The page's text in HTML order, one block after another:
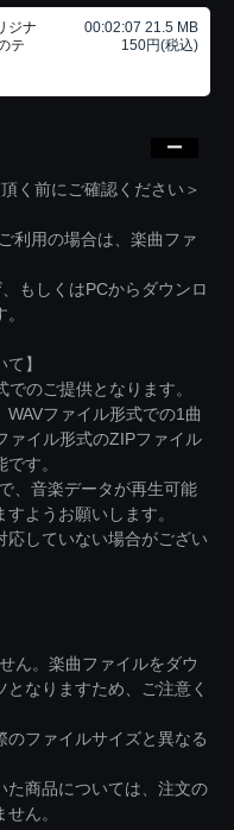
ジナ
テ
00:02:07 21.5 MB
150円(税込)
く前にご確認ください＞
利用の場合は、楽曲ファ
もしくはPCからダウンロ
】
でのご提供となります。
ファイル形式での1曲
ァイル形式のZIPファイル
す。
、音楽データが再生可能
ようお願いします。
応していない場合がござい
ん。楽曲ファイルをダウ
なりますため、ご注意く
のファイルサイズと異なる
た商品については、注文の
ん。